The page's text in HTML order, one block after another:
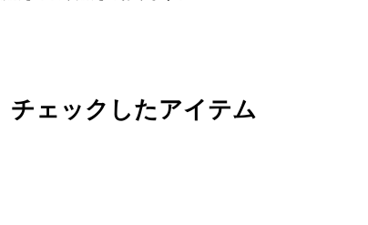
チェックしたアイテム